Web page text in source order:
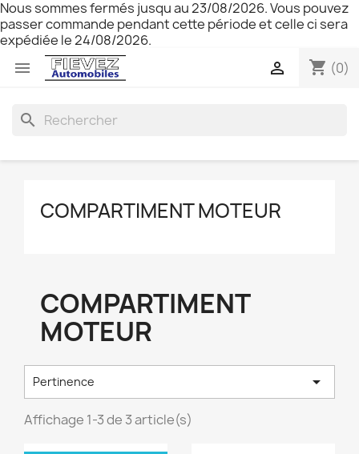
Nous sommes fermés jusqu au 23/08/2026. Vous pouvez
passer commande pendant cette période et celle ci sera
expédiée le 24/08/2026.
 shopping_cart (0)

search
COMPARTIMENT MOTEUR
COMPARTIMENT
MOTEUR
Pertinence 
Affichage 1-3 de 3 article(s)